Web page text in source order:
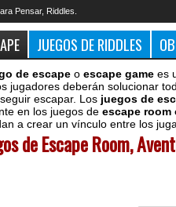
Pensar, Riddles.
JUEGOS DE RIDDLES
de escape o escape game es
jugadores deberán solucionar
escapar. Los juegos de
en los juegos de escape room
a crear un vínculo entre los
de Escape Room,